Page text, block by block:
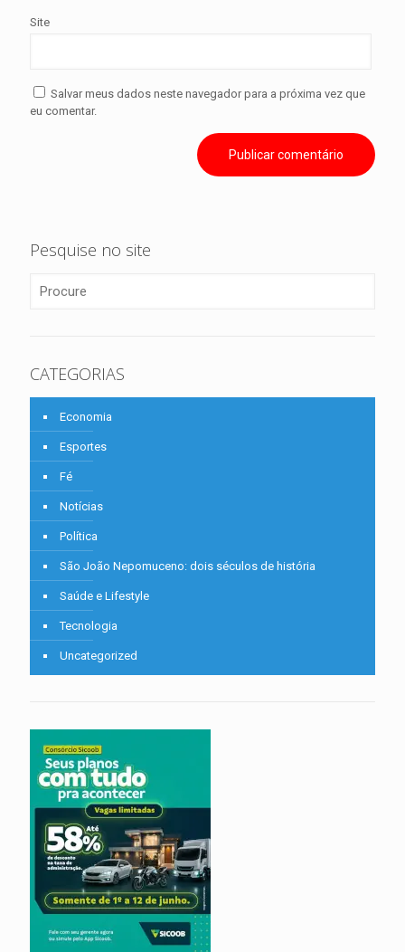
Site
Salvar meus dados neste navegador para a próxima vez que
eu comentar.
Pesquise no site
CATEGORIAS
Economia
Esportes
Fé
Notícias
Política
São João Nepomuceno: dois séculos de história
Saúde e Lifestyle
Tecnologia
Uncategorized